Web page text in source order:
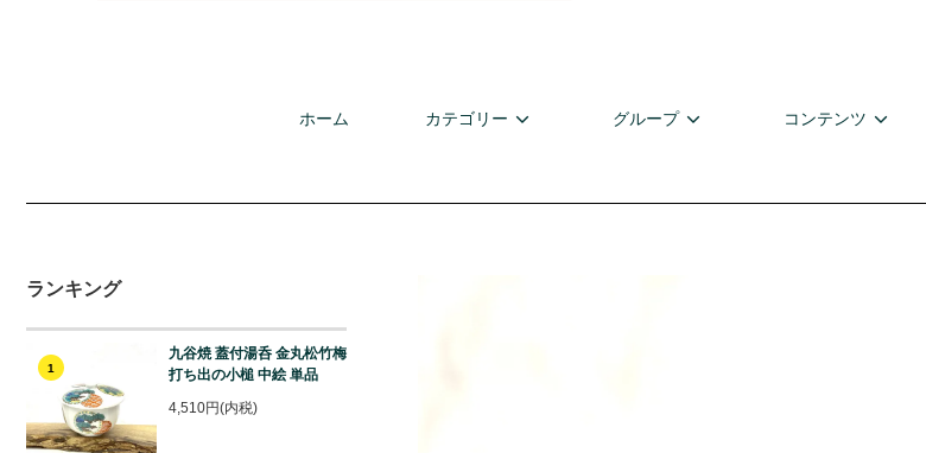
ホーム カテゴリー グループ コンテンツ
ランキング
1
九谷焼 蓋付湯呑 金丸松竹梅
打ち出の小槌 中絵 単品
4,510円(内税)